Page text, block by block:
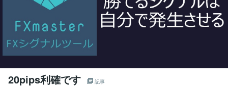
20pips利確です 記事